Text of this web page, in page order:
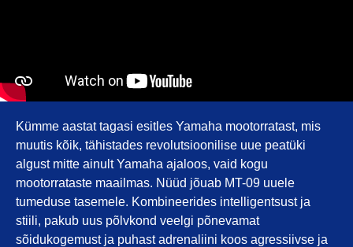
Kümme aastat tagasi esitles Yamaha mootorratast, mis
muutis kõik, tähistades revolutsioonilise uue peatüki
algust mitte ainult Yamaha ajaloos, vaid kogu
mootorrataste maailmas. Nüüd jõuab MT-09 uuele
tumeduse tasemele. Kombineerides intelligentsust ja
stiili, pakub uus põlvkond veelgi põnevamat
sõidukogemust ja puhast adrenaliini koos agressiivse ja